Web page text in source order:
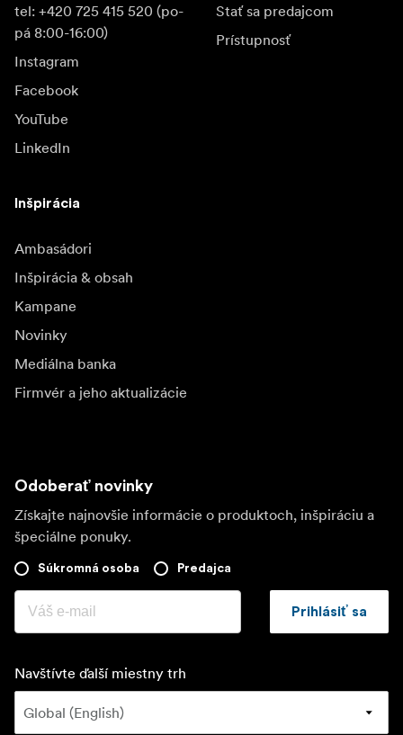
tel: +420 725 415 520 (po-
pá 8:00-16:00)
Instagram
Facebook
YouTube
LinkedIn
Stať sa predajcom
Prístupnosť
Inšpirácia
Ambasádori
Inšpirácia & obsah
Kampane
Novinky
Mediálna banka
Firmvér a jeho aktualizácie
Odoberať novinky
Získajte najnovšie informácie o produktoch, inšpiráciu a
špeciálne ponuky.
Súkromná osoba Predajca
Prihlásiť sa
Navštívte ďalší miestny trh